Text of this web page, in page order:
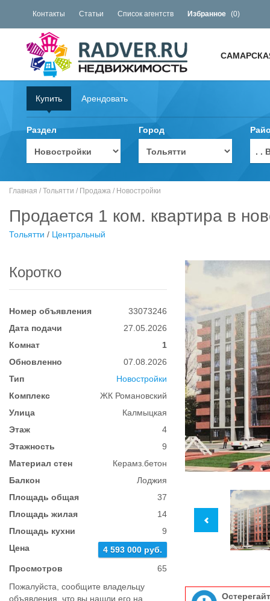
Контакты Статьи Список агентств Избранное (0)
Купить Арендовать
Раздел Город
. .
Главная / Тольятти / Продажа / Новостройки
Продается 1 ком. квартира в
Тольятти / Центральный
Коротко
Номер объявления
33073246
Дата подачи
27.05.2026
Комнат
1
Обновленно
07.08.2026
Тип
Новостройки
Комплекс
ЖК Романовский
Улица
Калмыцкая
Этаж
4
Этажность
9
Материал стен
Керамз.бетон
Балкон
Лоджия
Площадь общая
37
Площадь жилая
14
Площадь кухни
9
Цена
4 593 000 руб.
Просмотров
65
Пожалуйста, сообщите владельцу
объявления, что вы нашли его на